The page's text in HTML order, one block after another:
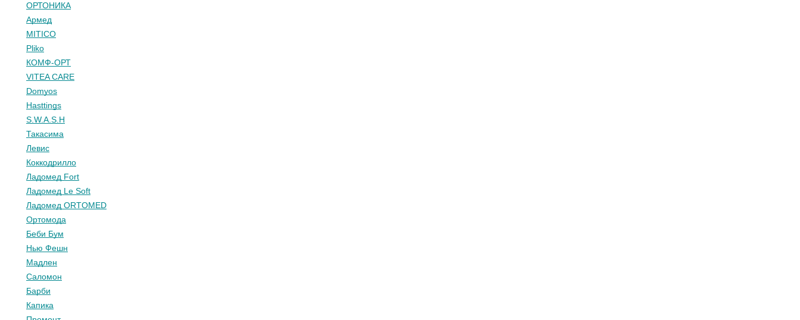
ОРТОНИКА
Армед
MITICO
Pliko
КОМФ-ОРТ
VITEA CARE
Domyos
Hasttings
S.W.A.S.H
Такасима
Левис
Коккодрилло
Ладомед Fort
Ладомед Le Soft
Ладомед ORTOMED
Ортомода
Беби Бум
Нью Фешн
Мадлен
Саломон
Барби
Капика